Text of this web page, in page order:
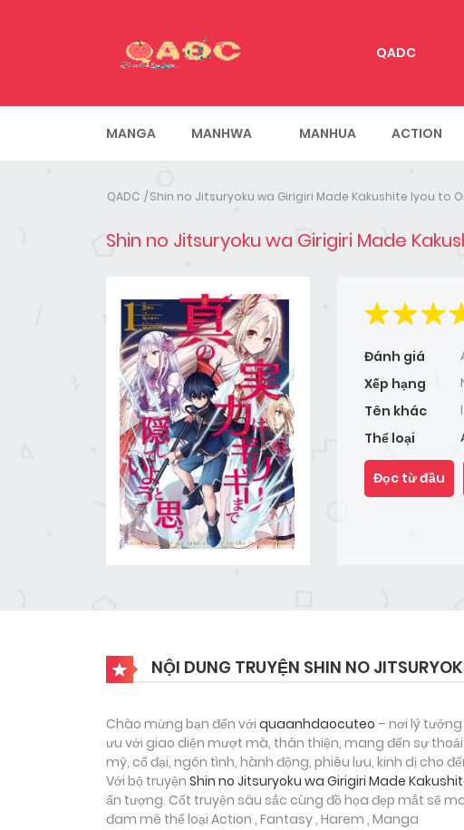
QADC
MANGA MANHWA MANHUA ACTION
QADC Shin no Jitsuryoku wa Girigiri Made Kakushite Iyou to
Shin no Jitsuryoku wa Girigiri Made
Đánh giá
Xếp hạng
Tên khác
Thể loại
Đọc từ đầu
NỘI DUNG TRUYỆN SHIN NO
Chào mừng bạn đến với quaanhdaocuteo – nơi lý
ưu với giao diện mượt mà, thân thiện, mang đến sự
mỹ, cổ đại, ngôn tình, hành động, phiêu lưu, kinh dị cho
Với bộ truyện Shin no Jitsuryoku wa Girigiri Made
ấn tượng. Cốt truyện sâu sắc cùng đồ họa đẹp mắt sẽ
đam mê thể loại Action , Fantasy , Harem , Manga